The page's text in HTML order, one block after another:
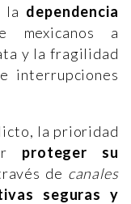
la dependencia
mexicanos a
y la fragilidad
interrupciones
la prioridad
proteger su
de canales
seguras y